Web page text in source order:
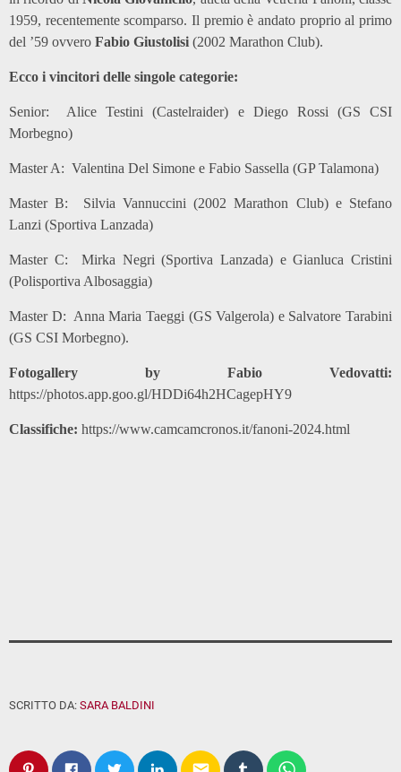
1959, recentemente scomparso. Il premio è andato proprio al primo
del ’59 ovvero Fabio Giustolisi (2002 Marathon Club).
Ecco i vincitori delle singole categorie:
Senior: Alice Testini (Castelraider) e Diego Rossi (GS CSI
Morbegno)
Master A: Valentina Del Simone e Fabio Sassella (GP Talamona)
Master B: Silvia Vannuccini (2002 Marathon Club) e Stefano
Lanzi (Sportiva Lanzada)
Master C: Mirka Negri (Sportiva Lanzada) e Gianluca Cristini
(Polisportiva Albosaggia)
Master D: Anna Maria Taeggi (GS Valgerola) e Salvatore Tarabini
(GS CSI Morbegno).
Fotogallery by Fabio Vedovatti:
https://photos.app.goo.gl/HDDi64h2HCagepHY9
Classifiche: https://www.camcamcronos.it/fanoni-2024.html
SCRITTO DA: SARA BALDINI